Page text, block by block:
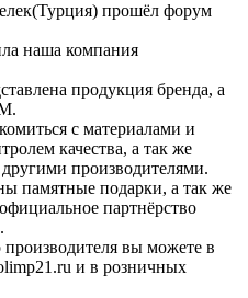
прошёл форум
наша компания
продукция бренда, а
с материалами и
качества, а так же
производителями.
памятные подарки, а так же
партнёрство
вы можете в
и в розничных